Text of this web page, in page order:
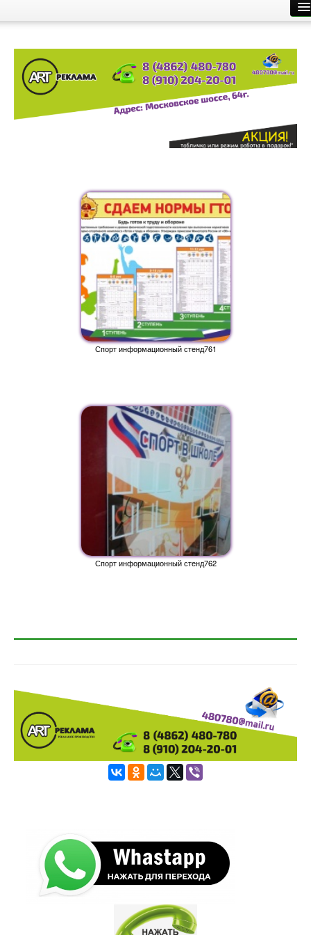
Размещение рекламы
О компании Контакты
Спорт информационный стенд761
Спорт информационный стенд762